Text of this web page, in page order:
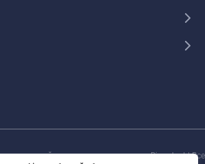
сантехники и электрики Rigaplast | Все